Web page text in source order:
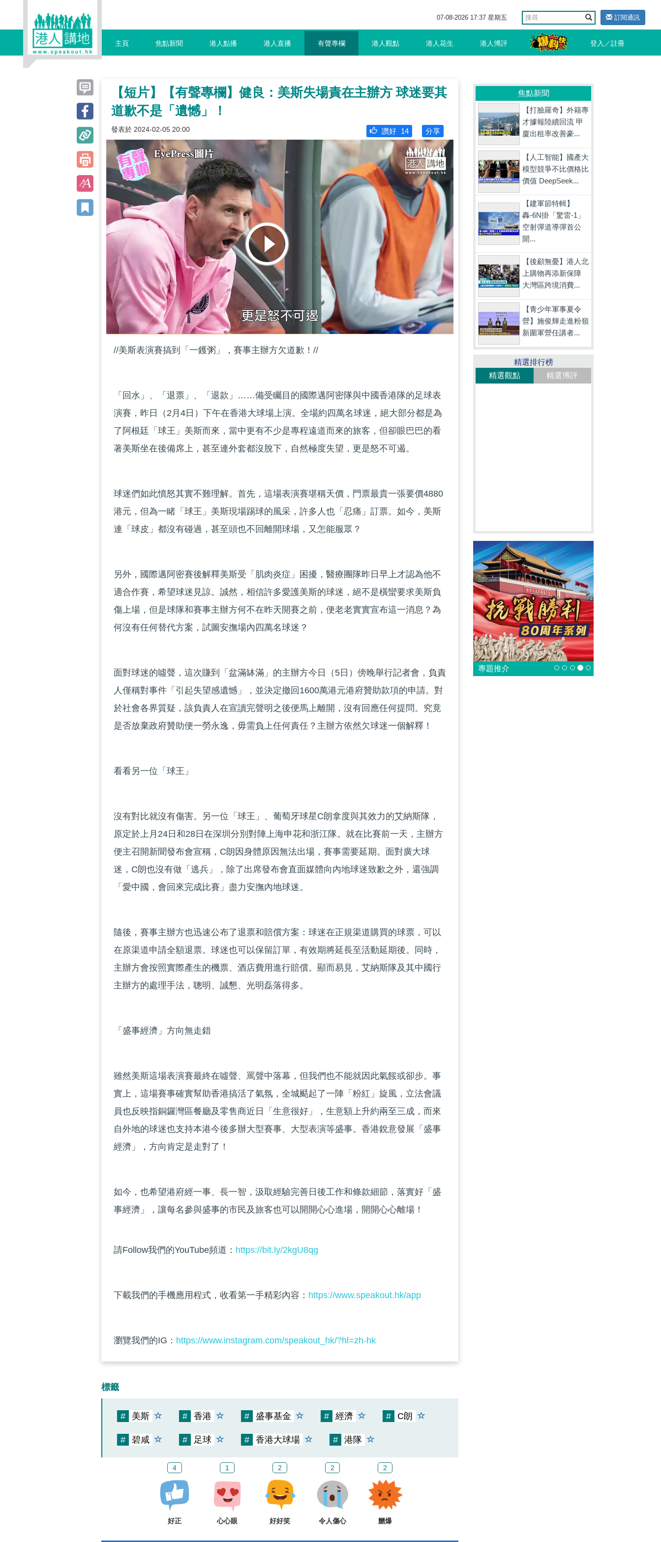
07-08-2026 17:37 星期五 訂閱通訊
主頁 焦點新聞 港人點播 港人直播 有聲專欄 港人觀點 港人花生 港人博評 登入／註冊
【短片】【有聲專欄】健良：美斯失場責在主辦方 球迷要其
道歉不是「遺憾」！
發表於 2024-02-05 20:00 分享
讚好 14
//美斯表演賽搞到「一鑊粥」，賽事主辦方欠道歉！//
「回水」、「退票」、「退款」……備受矚目的國際邁阿密隊與中國香港隊的足球表
演賽，昨日（2月4日）下午在香港大球場上演。全場約四萬名球迷，絕大部分都是為
了阿根廷「球王」美斯而來，當中更有不少是專程遠道而來的旅客，但卻眼巴巴的看
著美斯坐在後備席上，甚至連外套都沒脫下，自然極度失望，更是怒不可遏。
球迷們如此憤怒其實不難理解。首先，這場表演賽堪稱天價，門票最貴一張要價4880
港元，但為一睹「球王」美斯現場踢球的風采，許多人也「忍痛」訂票。如今，美斯
連「球皮」都沒有碰過，甚至頭也不回離開球場，又怎能服眾？
另外，國際邁阿密賽後解釋美斯受「肌肉炎症」困擾，醫療團隊昨日早上才認為他不
適合作賽，希望球迷見諒。誠然，相信許多愛護美斯的球迷，絕不是橫蠻要求美斯負
傷上場，但是球隊和賽事主辦方何不在昨天開賽之前，便老老實實宣布這一消息？為
何沒有任何替代方案，試圖安撫場內四萬名球迷？
面對球迷的噓聲，這次賺到「盆滿缽滿」的主辦方今日（5日）傍晚舉行記者會，負責
人僅稱對事件「引起失望感遺憾」，並決定撤回1600萬港元港府贊助款項的申請。對
於社會各界質疑，該負責人在宣讀完聲明之後便馬上離開，沒有回應任何提問。究竟
是否放棄政府贊助便一勞永逸，毋需負上任何責任？主辦方依然欠球迷一個解釋！
看看另一位「球王」
沒有對比就沒有傷害。另一位「球王」、葡萄牙球星C朗拿度與其效力的艾納斯隊，
原定於上月24日和28日在深圳分別對陣上海申花和浙江隊。就在比賽前一天，主辦方
便主召開新聞發布會宣稱，C朗因身體原因無法出場，賽事需要延期。面對廣大球
迷，C朗也沒有做「逃兵」，除了出席發布會直面媒體向內地球迷致歉之外，還強調
「愛中國，會回來完成比賽」盡力安撫內地球迷。
隨後，賽事主辦方也迅速公布了退票和賠償方案：球迷在正規渠道購買的球票，可以
在原渠道申請全額退票。球迷也可以保留訂單，有效期將延長至活動延期後。同時，
主辦方會按照實際產生的機票、酒店費用進行賠償。顯而易見，艾納斯隊及其中國行
主辦方的處理手法，聰明、誠懇、光明磊落得多。
「盛事經濟」方向無走錯
雖然美斯這場表演賽最終在噓聲、罵聲中落幕，但我們也不能就因此氣餒或卻步。事
實上，這場賽事確實幫助香港搞活了氣氛，全城颳起了一陣「粉紅」旋風，立法會議
員也反映指銅鑼灣區餐廳及零售商近日「生意很好」，生意額上升約兩至三成，而來
自外地的球迷也支持本港今後多辦大型賽事、大型表演等盛事。香港銳意發展「盛事
經濟」，方向肯定是走對了！
如今，也希望港府經一事、長一智，汲取經驗完善日後工作和條款細節，落實好「盛
事經濟」，讓每名參與盛事的市民及旅客也可以開開心心進場，開開心心離場！
請Follow我們的YouTube頻道： https://bit.ly/2kgU8qg
下載我們的手機應用程式，收看第一手精彩內容： https://www.speakout.hk/app
瀏覽我們的IG： https://www.instagram.com/speakout_hk/?hl=zh-hk
標籤
# 美斯 # 香港 # 盛事基金 # 經濟 # C朗
# 碧咸 # 足球 # 香港大球場 # 港隊
4
好正
1
心心眼
2
好好笑
2
令人傷心
2
嬲爆
焦點新聞
【打臉羅奇】外籍專
才據報陸續回流 甲
廈出租率改善豪...
【人工智能】國產大
模型競爭不比價格比
價值 DeepSeek...
【建軍節特輯】
轟-6N掛「驚雷-1」
空射彈道導彈首公
開...
【後顧無憂】港人北
上購物再添新保障
大灣區跨境消費...
【青少年軍事夏令
營】施俊輝走進粉嶺
新圍軍營任講者...
精選排行榜
精選觀點
精選博評
專題推介